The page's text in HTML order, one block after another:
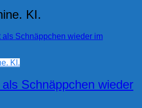
KI.
KI.
Schnäppchen wieder